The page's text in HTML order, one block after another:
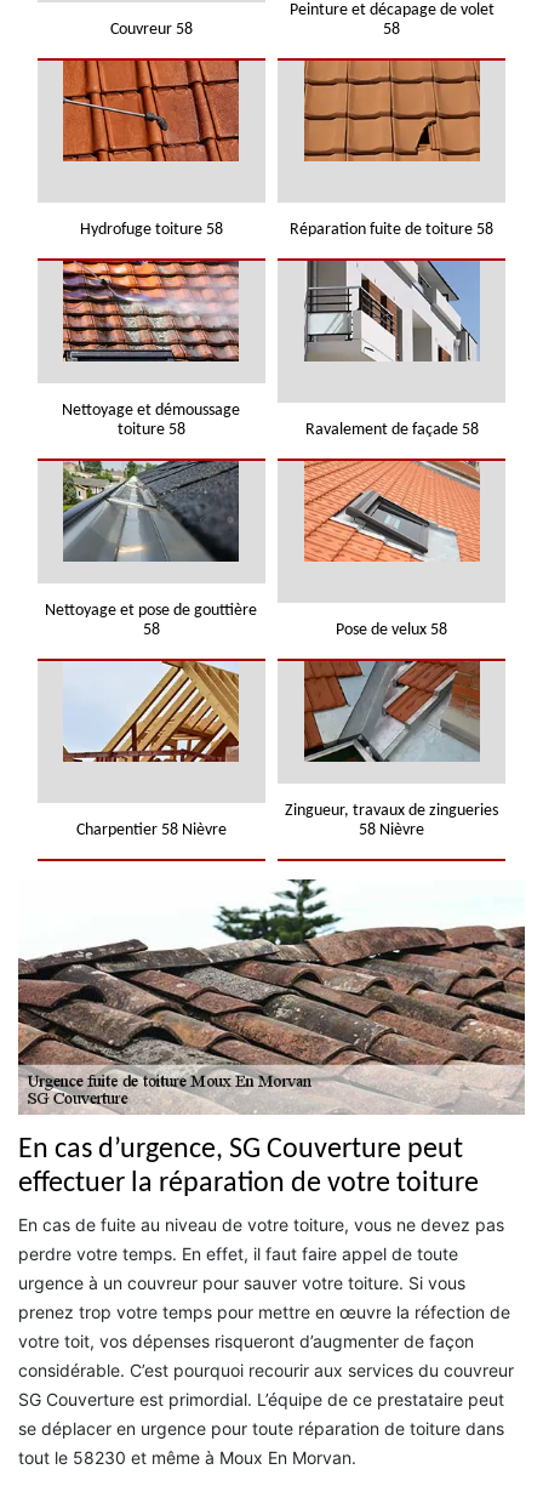
Couvreur 58
Peinture et décapage de volet
58
Hydrofuge toiture 58 Réparation fuite de toiture 58
Nettoyage et démoussage
toiture 58
Ravalement de façade 58
Nettoyage et pose de gouttière
58
Pose de velux 58
Charpentier 58 Nièvre
Zingueur, travaux de zingueries
58 Nièvre
En cas d’urgence, SG Couverture peut
effectuer la réparation de votre toiture
En cas de fuite au niveau de votre toiture, vous ne devez pas
perdre votre temps. En effet, il faut faire appel de toute
urgence à un couvreur pour sauver votre toiture. Si vous
prenez trop votre temps pour mettre en œuvre la réfection de
votre toit, vos dépenses risqueront d’augmenter de façon
considérable. C’est pourquoi recourir aux services du couvreur
SG Couverture est primordial. L’équipe de ce prestataire peut
se déplacer en urgence pour toute réparation de toiture dans
tout le 58230 et même à Moux En Morvan.